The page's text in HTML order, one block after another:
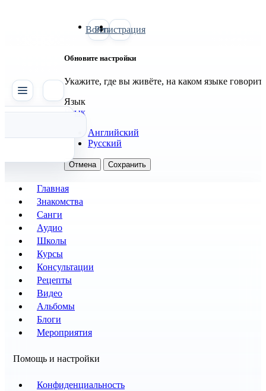
Войти
Регистрация
Обновите настройки
Укажите, где вы живёте, на каком языке
Язык
Язык
Английский
Русский
Отмена Сохранить
Главная
Знакомства
Санги
Аудио
Школы
Курсы
Консультации
Рецепты
Видео
Альбомы
Блоги
Мероприятия
Помощь и настройки
Конфиденциальность